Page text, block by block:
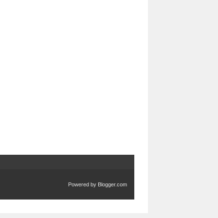
Powered by Blogger.com